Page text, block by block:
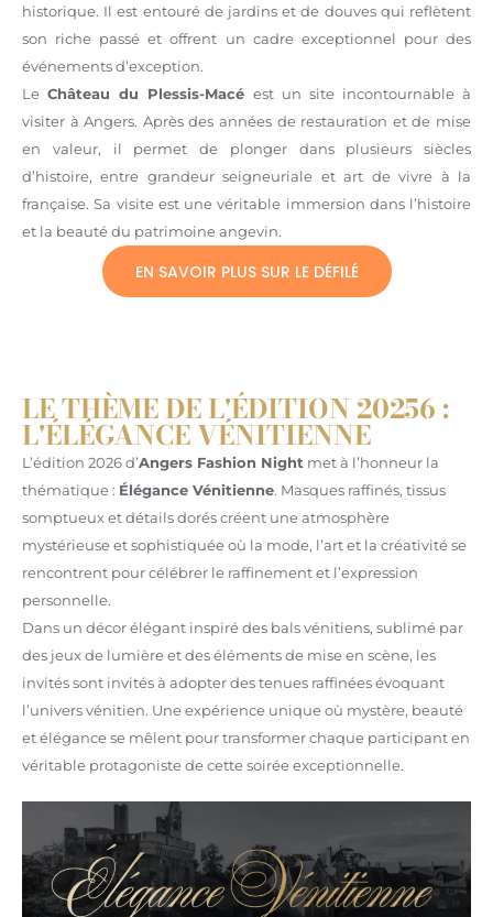
historique. Il est entouré de jardins et de douves qui reflètent
son riche passé et offrent un cadre exceptionnel pour des
événements d’exception.
LeChâteau du Plessis-Macé est un site incontournable à
visiter à Angers. Après des années de restauration et de mise
en valeur, il permet de plonger dans plusieurs siècles
d’histoire, entre grandeur seigneuriale et art de vivre à la
française. Sa visite est une véritable immersion dans l’histoire
et la beauté du patrimoine angevin.
EN SAVOIR PLUS SUR LE DÉFILÉ
LE THÈME DE L'ÉDITION 20256 :
L'ÉLÉGANCE VÉNITIENNE
L’édition 2026 d’Angers Fashion Night met à l’honneur la
thématique : Élégance Vénitienne. Masques raffinés, tissus
somptueux et détails dorés créent une atmosphère
mystérieuse et sophistiquée où la mode, l’art et la créativité se
rencontrent pour célébrer le raffinement et l’expression
personnelle.
Dans un décor élégant inspiré des bals vénitiens, sublimé par
des jeux de lumière et des éléments de mise en scène, les
invités sont invités à adopter des tenues raffinées évoquant
l’univers vénitien. Une expérience unique où mystère, beauté
et élégance se mêlent pour transformer chaque participant en
véritable protagoniste de cette soirée exceptionnelle.